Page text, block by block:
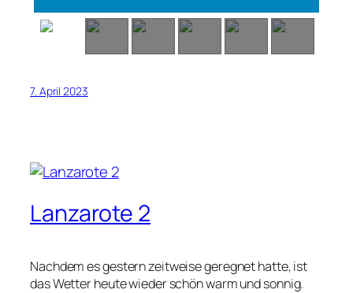
7. April 2023
Lanzarote 2
Nachdem es gestern zeitweise geregnet hatte, ist
das Wetter heute wieder schön warm und sonnig.